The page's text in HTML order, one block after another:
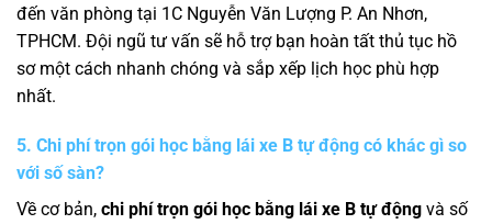
đến văn phòng tại 1C Nguyễn Văn Lượng P. An Nhơn,
TPHCM. Đội ngũ tư vấn sẽ hỗ trợ bạn hoàn tất thủ tục hồ
sơ một cách nhanh chóng và sắp xếp lịch học phù hợp
nhất.
5. Chi phí trọn gói học bằng lái xe B tự động có khác gì so
với số sàn?
Về cơ bản, chi phí trọn gói học bằng lái xe B tự động và số